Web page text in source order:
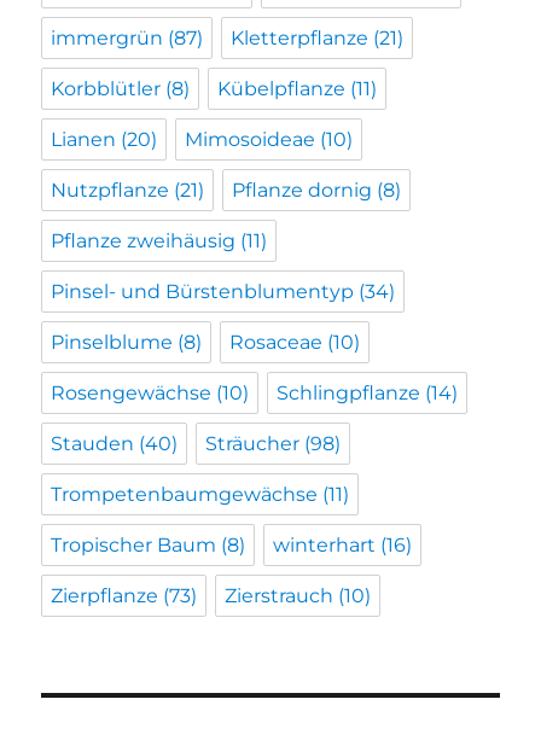
immergrün (87) Kletterpflanze (21)
Korbblütler (8) Kübelpflanze (11)
Lianen (20) Mimosoideae (10)
Nutzpflanze (21) Pflanze dornig (8)
Pflanze zweihäusig (11)
Pinsel- und Bürstenblumentyp (34)
Pinselblume (8) Rosaceae (10)
Rosengewächse (10) Schlingpflanze (14)
Stauden (40) Sträucher (98)
Trompetenbaumgewächse (11)
Tropischer Baum (8) winterhart (16)
Zierpflanze (73) Zierstrauch (10)